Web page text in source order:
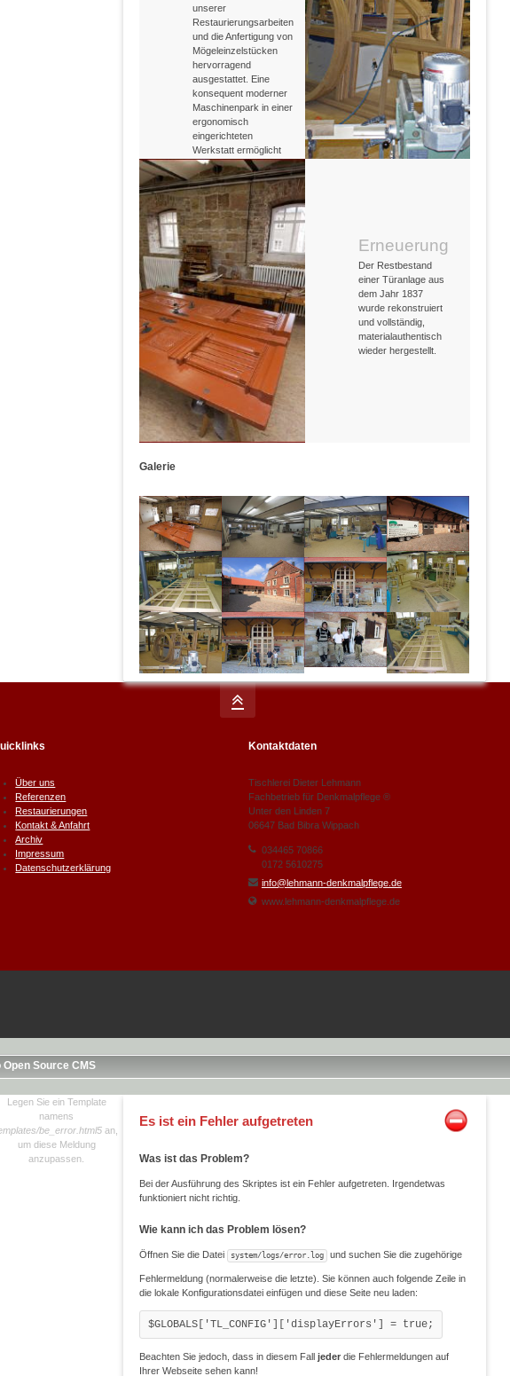
unserer
Restaurierungsarbeiten
und die Anfertigung von
Mögeleinzelstücken
hervorragend
ausgestattet. Eine
konsequent moderner
Maschinenpark in einer
ergonomisch
eingerichteten
Werkstatt ermöglicht
passgenaues Arbeiten
für unsere Mitarbeiter.
Erneuerung
Der Restbestand
einer Türanlage aus
dem Jahr 1837
wurde rekonstruiert
und vollständig,
materialauthentisch
wieder hergestellt.
Galerie
Über uns
Referenzen
Restaurierungen
Kontakt & Anfahrt
Archiv
Impressum
Datenschutzerklärung
Kontaktdaten
Tischlerei Dieter Lehmann
Fachbetrieb für Denkmalpflege ®
Unter den Linden 7
06647 Bad Bibra Wippach
034465 70866
0172 5610275
info@lehmann-denkmalpflege.de
www.lehmann-denkmalpflege.de
Open Source CMS
Es ist ein Fehler aufgetreten
Was ist das Problem?
Bei der Ausführung des Skriptes ist ein Fehler aufgetreten. Irgendetwas
funktioniert nicht richtig.
Wie kann ich das Problem lösen?
Öffnen Sie die Datei system/logs/error.log und suchen Sie die zugehörige
Fehlermeldung (normalerweise die letzte). Sie können auch folgende Zeile in
die lokale Konfigurationsdatei einfügen und diese Seite neu laden:
$GLOBALS['TL_CONFIG']['displayErrors'] = true;
Beachten Sie jedoch, dass in diesem Falljeder die Fehlermeldungen auf
Ihrer Webseite sehen kann!
Legen Sie ein Template
namens
be_error.html5 an,
um diese Meldung
anzupassen.